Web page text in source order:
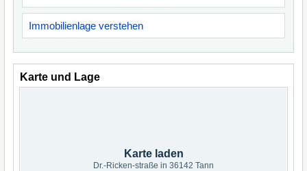
Immobilienlage verstehen
Karte und Lage
Karte laden
Dr.-Ricken-straße in 36142 Tann